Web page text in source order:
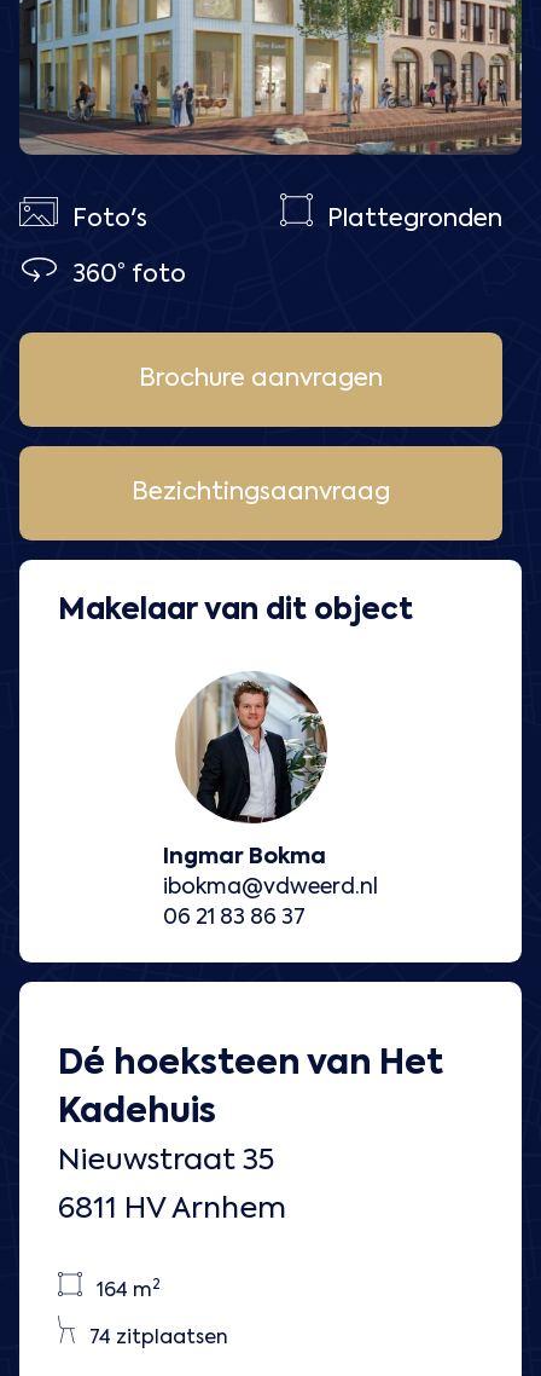
Foto's Plattegronden
360° foto
Dé hoeksteen van Het
Kadehuis
Nieuwstraat 35
6811 HV Arnhem
164 m2
74 zitplaatsen
Brochure aanvragen
Bezichtingsaanvraag
Makelaar van dit object
Ingmar Bokma
ibokma@vdweerd.nl
06 21 83 86 37